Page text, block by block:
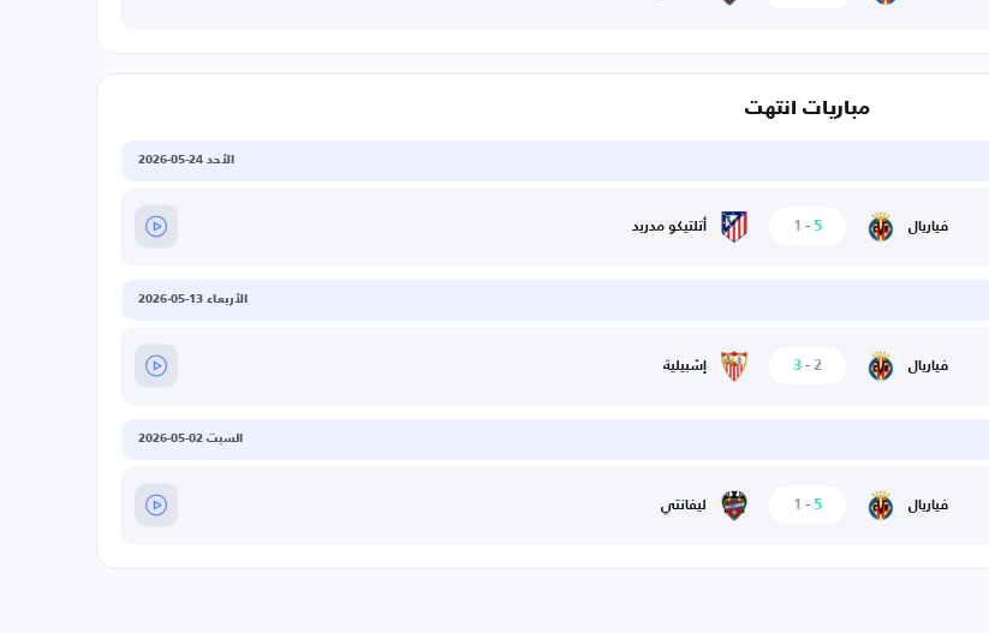
مباريات انتهت
الأحد 24-05-2026
فياريال 5
-
1 أتلتيكو مدريد
الأربعاء 13-05-2026
فياريال 2
-
3 إشبيلية
السبت 02-05-2026
فياريال 5
-
1 ليفانتي